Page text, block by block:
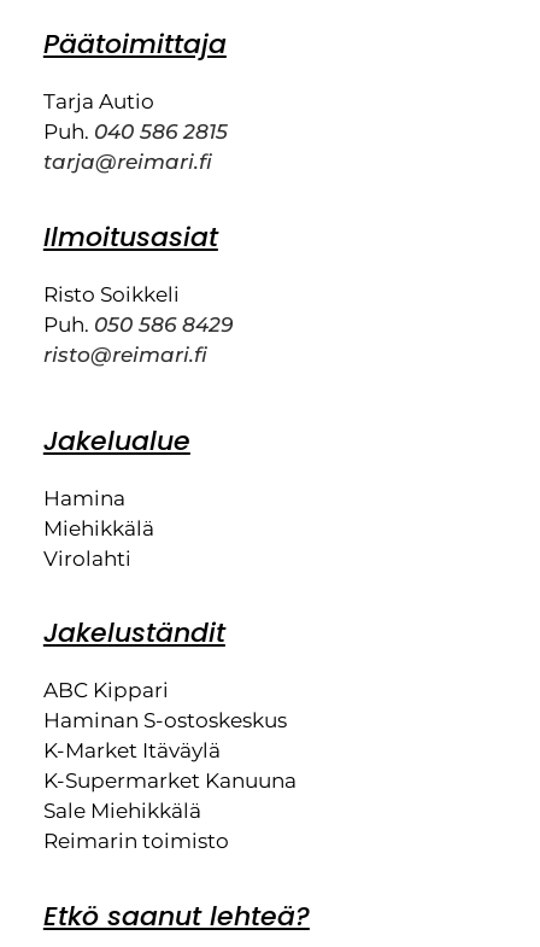
Päätoimittaja
Tarja Autio
Puh. 040 586 2815
tarja@reimari.fi
Ilmoitusasiat
Risto Soikkeli
Puh. 050 586 8429
risto@reimari.fi
Jakelualue
Hamina
Miehikkälä
Virolahti
Jakeluständit
ABC Kippari
Haminan S-ostoskeskus
K-Market Itäväylä
K-Supermarket Kanuuna
Sale Miehikkälä
Reimarin toimisto
Etkö saanut lehteä?